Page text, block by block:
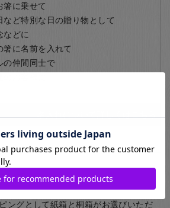
箸に乗せて
など特別な日の贈り物として
などに
箸に名前を入れて
の仲間同士で
いて
ングとして紙箱と桐箱がお選びいただ